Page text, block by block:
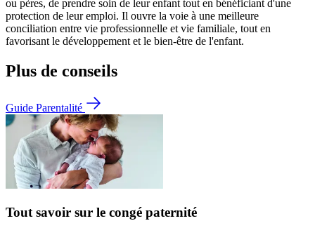
ou pères, de prendre soin de leur enfant tout en bénéficiant d'une
protection de leur emploi. Il ouvre la voie à une meilleure
conciliation entre vie professionnelle et vie familiale, tout en
favorisant le développement et le bien-être de l'enfant.
Plus de conseils
Guide Parentalité
Tout savoir sur le congé paternité